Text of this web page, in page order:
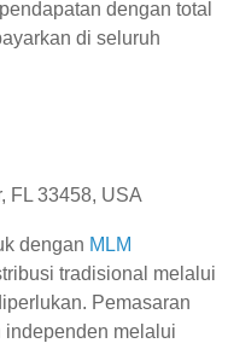
dengan total
di seluruh
FL 33458, USA
dengan MLM
tradisional melalui
Pemasaran
melalui